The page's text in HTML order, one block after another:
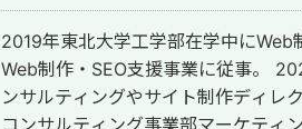
2019年東北大学工学部在学中にWeb
Web制作・SEO支援事業に従事。
ンサルティングやサイト制作ディレ